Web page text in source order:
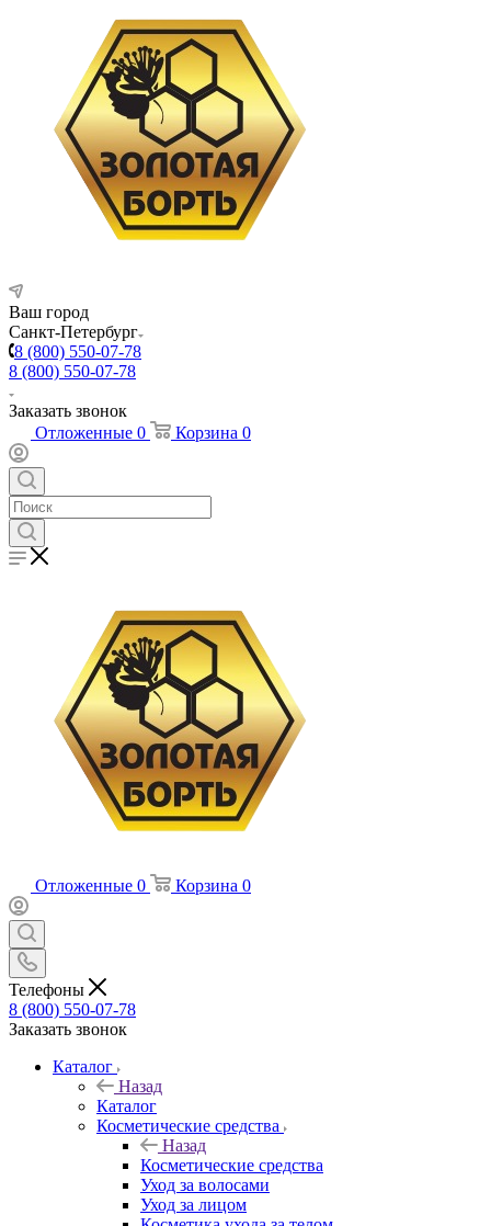
Ваш город
Санкт-Петербург
8 (800) 550-07-78
8 (800) 550-07-78
Заказать звонок
Отложенные 0 Корзина 0
Отложенные 0 Корзина 0
Телефоны
8 (800) 550-07-78
Заказать звонок
Каталог
Назад
Каталог
Косметические средства
Назад
Косметические средства
Уход за волосами
Уход за лицом